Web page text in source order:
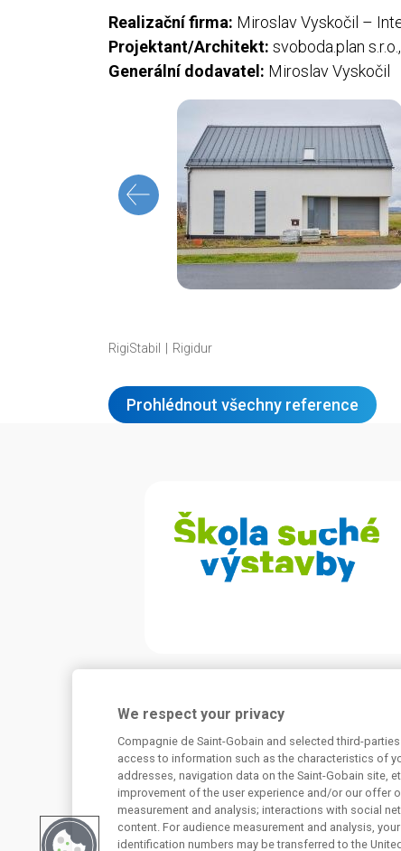
Realizační firma: Miroslav Vyskočil –
Projektant/Architekt: svoboda.plan
Generální dodavatel: Miroslav Vyskočil
RigiStabil Rigidur
Prohlédnout všechny reference
Potřebujete poradit?
Máte dotaz k našim produktům, či jejich
konstrukcích? Neváhejte nás kontaktovat.
Centrum technické podpory
226 292 224 Zaslat dotaz
We respect your privacy
Compagnie de Saint-Gobain and selected third-
access to information such as the characteristics of
addresses, navigation data on the Saint-Gobain site,
improvement of the user experience and/or our offer
measurement and analysis; interactions with social
content. For audience measurement and analysis,
identification numbers may be transferred to the